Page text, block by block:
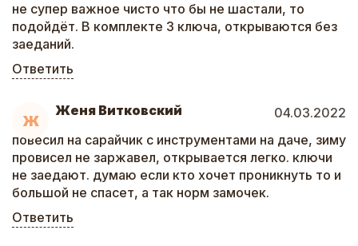
не супер важное чисто что бы не шастали, то
подойдёт. В комплекте 3 ключа, открываются без
заеданий.
Ответить
Ж
Женя Витковский
04.03.2022
повесил на сарайчик с инструментами на даче, зиму
провисел не заржавел, открывается легко. ключи
не заедают. думаю если кто хочет проникнуть то и
большой не спасет, а так норм замочек.
Ответить